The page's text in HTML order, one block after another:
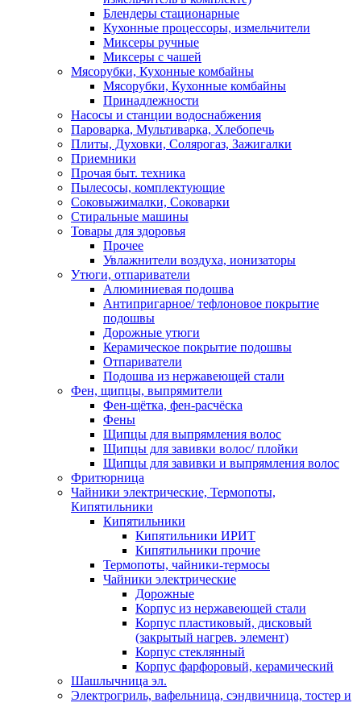
Блендеры стационарные
Кухонные процессоры, измельчители
Миксеры ручные
Миксеры с чашей
Мясорубки, Кухонные комбайны
Мясорубки, Кухонные комбайны
Принадлежности
Насосы и станции водоснабжения
Пароварка, Мультиварка, Хлебопечь
Плиты, Духовки, Солярогаз, Зажигалки
Приемники
Прочая быт. техника
Пылесосы, комплектующие
Соковыжималки, Соковарки
Стиральные машины
Товары для здоровья
Прочее
Увлажнители воздуха, ионизаторы
Утюги, отпариватели
Алюминиевая подошва
Антипригарное/ тефлоновое покрытие
подошвы
Дорожные утюги
Керамическое покрытие подошвы
Отпариватели
Подошва из нержавеющей стали
Фен, щипцы, выпрямители
Фен-щётка, фен-расчёска
Фены
Щипцы для выпрямления волос
Щипцы для завивки волос/ плойки
Щипцы для завивки и выпрямления волос
Фритюрница
Чайники электрические, Термопоты,
Кипятильники
Кипятильники
Кипятильники ИРИТ
Кипятильники прочие
Термопоты, чайники-термосы
Чайники электрические
Дорожные
Корпус из нержавеющей стали
Корпус пластиковый, дисковый
(закрытый нагрев. элемент)
Корпус стеклянный
Корпус фарфоровый, керамический
Шашлычница эл.
Электрогриль, вафельница, сэндвичница, тостер и